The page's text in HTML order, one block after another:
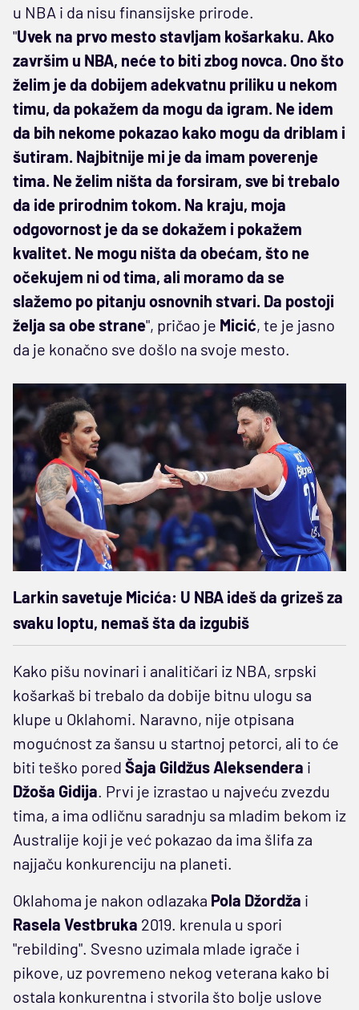
u NBA i da nisu finansijske prirode.
"Uvek na prvo mesto stavljam košarkaku. Ako
završim u NBA, neće to biti zbog novca. Ono što
želim je da dobijem adekvatnu priliku u nekom
timu, da pokažem da mogu da igram. Ne idem
da bih nekome pokazao kako mogu da driblam i
šutiram. Najbitnije mi je da imam poverenje
tima. Ne želim ništa da forsiram, sve bi trebalo
da ide prirodnim tokom. Na kraju, moja
odgovornost je da se dokažem i pokažem
kvalitet. Ne mogu ništa da obećam, što ne
očekujem ni od tima, ali moramo da se
slažemo po pitanju osnovnih stvari. Da postoji
želja sa obe strane", pričao je Micić, te je jasno
da je konačno sve došlo na svoje mesto.
Larkin savetuje Micića: U NBA ideš da grizeš za
svaku loptu, nemaš šta da izgubiš
Kako pišu novinari i analitičari iz NBA, srpski
košarkaš bi trebalo da dobije bitnu ulogu sa
klupe u Oklahomi. Naravno, nije otpisana
mogućnost za šansu u startnoj petorci, ali to će
biti teško pored Šaja Gildžus Aleksendera i
Džoša Gidija. Prvi je izrastao u najveću zvezdu
tima, a ima odličnu saradnju sa mladim bekom iz
Australije koji je već pokazao da ima šlifa za
najjaču konkurenciju na planeti.
Oklahoma je nakon odlazaka Pola Džordža i
Rasela Vestbruka 2019. krenula u spori
"rebilding". Svesno uzimala mlade igrače i
pikove, uz povremeno nekog veterana kako bi
ostala konkurentna i stvorila što bolje uslove